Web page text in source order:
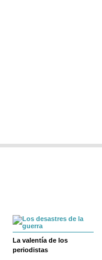
La valentía de los
periodistas